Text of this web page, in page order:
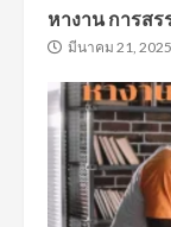
หางาน การส
มีนาคม 21, 2025